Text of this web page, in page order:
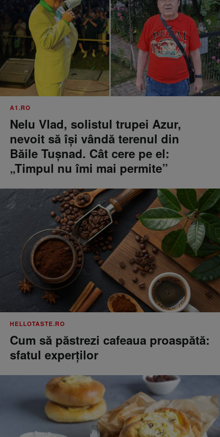
A1.RO
Nelu Vlad, solistul trupei Azur,
nevoit să își vândă terenul din
Băile Tușnad. Cât cere pe el:
„Timpul nu îmi mai permite”
HELLOTASTE.RO
Cum să păstrezi cafeaua proaspătă:
sfatul experților